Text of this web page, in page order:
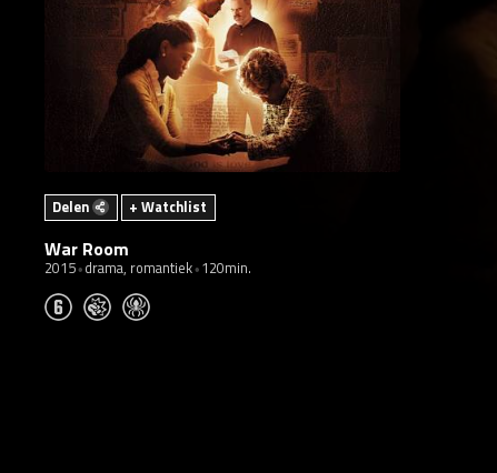
Delen + Watchlist
War Room
2015 drama, romantiek 120min.